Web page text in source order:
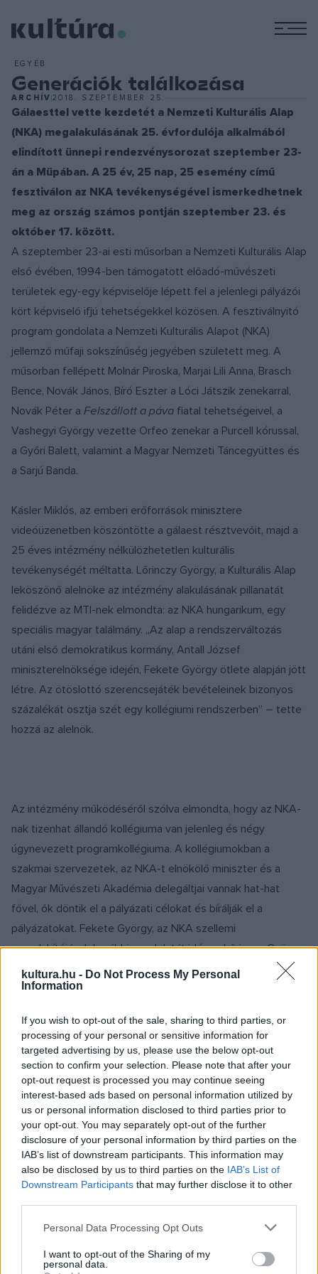
kultura.hu - Do Not Process My Personal
Information
If you wish to opt-out of the sale, sharing to third parties, or
processing of your personal or sensitive information for
targeted advertising by us, please use the below opt-out
section to confirm your selection. Please note that after your
opt-out request is processed you may continue seeing
interest-based ads based on personal information utilized by
us or personal information disclosed to third parties prior to
your opt-out. You may separately opt-out of the further
disclosure of your personal information by third parties on the
IAB’s list of downstream participants. This information may
also be disclosed by us to third parties on the IAB’s List of
Downstream Participants that may further disclose it to other
Please note that this website/app uses one or more Google
not limited to your visit or usage behaviour. You may click to
grant or deny consent to Google and its third-party tags to
Personal Data Processing Opt Outs
I want to opt-out of the Sharing of my
personal data.
EGYÉB
Generációk találkozása
ARCHÍV2018. SZEPTEMBER 25.
Gálaesttel vette kezdetét a Nemzeti Kulturális Alap
(NKA) megalakulásának 25. évfordulója alkalmából
elindított ünnepi rendezvénysorozat szeptember 23-
án a Müpában. A 25 év, 25 nap, 25 esemény című
fesztiválon az NKA tevékenységével ismerkedhetnek
meg az ország számos pontján szeptember 23. és
október 17. között.
A szeptember 23-ai esti műsorban a Nemzeti Kulturális Alap
első évében, 1994-ben támogatott előadó-művészeti
területek egy-egy képviselője lépett fel a jelenlegi pályázói
kört képviselő ifjú tehetségekkel közösen. A fesztiválnyitó
program gondolata a Nemzeti Kulturális Alapot (NKA)
jellemző műfaji sokszínűség jegyében született meg. A
műsorban fellépett Molnár Piroska, Marjai Lili Anna, Brasch
Bence, Novák János, Bíró Eszter a Lóci Játszik zenekarral,
Novák Péter a Felszállott a páva fiatal tehetségeivel, a
Vashegyi György vezette Orfeo zenekar a Purcell kórussal,
a Győri Balett, valamint a Magyar Nemzeti Táncegyüttes és
a Sarjú Banda.
Kásler Miklós, az emberi erőforrások minisztere
videóüzenetben köszöntötte a gálaest résztvevőit, majd a
25 éves intézmény nélkülözhetetlen kulturális
tevékenységét méltatta. Lőrinczy György, a Kulturális Alap
leköszönő alelnöke az intézmény alakulásának pillanatát
felidézve az MTI-nek elmondta: az NKA hungarikum, egy
speciális magyar találmány. „Az alap a rendszerváltozás
utáni első demokratikus kormány, Antall József
miniszterelnöksége idején, Fekete György ötlete alapján jött
létre. Az ötöslottó szerencsejáték bevételeinek bizonyos
százalékát osztja szét egy kollégiumi rendszerben” – tette
hozzá az alelnök.
Az intézmény működéséről szólva elmondta, hogy az NKA-
nak tizenhat állandó kollégiuma van jelenleg és négy
úgynevezett programkollégiuma. A kollégiumokban a
szakmai szervezetek, az NKA-t elnökölő miniszter és a
Magyar Művészeti Akadémia delegáltjai vannak hat-hat
fővel, ők döntik el a pályázati célokat és bírálják el a
pályázatokat. Fekete György, az NKA szellemi
megalakítójának korábbi gondolatát idézve Lőrinczy György
kiemelte, hogy bár a kulturális-művészeti területen gyakran
volt, hogy kormányok, vagy kultúrpolitikák, vagy művészek
éves történettel bír, amely mögött alapvetően mindig
szakmai konszenzus volt. „Az egész rendszer, ahogy föl van
építve, az egy fontos és működőképes kultúrafinanszírozó
szervezet” – fogalmazott az alelnök.
A gálaesttel megkezdődött és egészen október 17-
éig tartó25 év, 25 nap, 25 eseménycímű fesztiválon
az NKA szerteágazó tevékenységével
ismerkedhetnek meg az érdeklődők.